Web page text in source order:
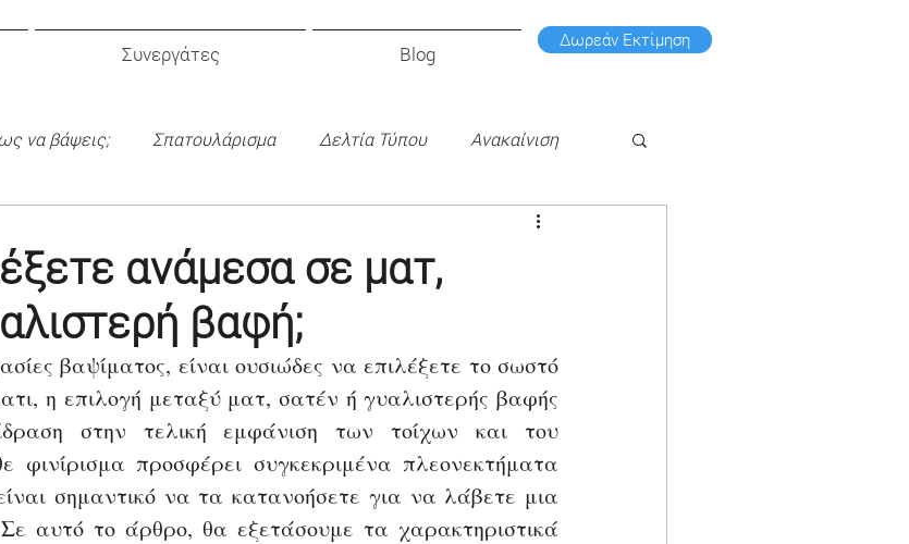
Συνεργάτες Blog
Δωρεάν Εκτίμηση
να βάψεις; Σπατουλάρισμα Δελτία Τύπου Ανακαίνιση
ανάμεσα σε ματ,
βαφή;
βαψίματος, είναι ουσιώδες να επιλέξετε το σωστό
η επιλογή μεταξύ ματ, σατέν ή γυαλιστερής βαφής
στην τελική εμφάνιση των τοίχων και του
φινίρισμα προσφέρει συγκεκριμένα πλεονεκτήματα
σημαντικό να τα κατανοήσετε για να λάβετε μια
αυτό το άρθρο, θα εξετάσουμε τα χαρακτηριστικά